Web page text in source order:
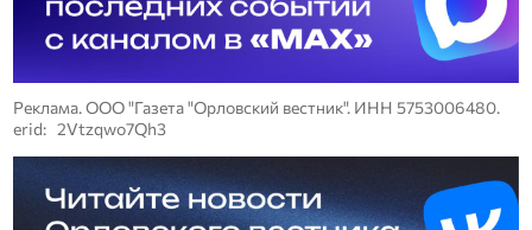
Реклама. ООО "Газета "Орловский вестник". ИНН 5753006480.
erid: 2Vtzqwo7Qh3